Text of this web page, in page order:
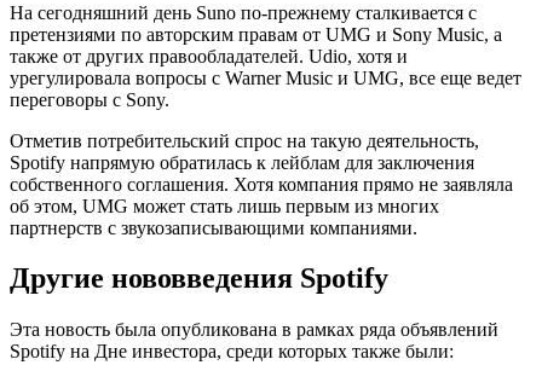
На сегодняшний день Suno по-прежнему сталкивается с
претензиями по авторским правам от UMG и Sony Music, а
также от других правообладателей. Udio, хотя и
урегулировала вопросы с Warner Music и UMG, все еще ведет
переговоры с Sony.
Отметив потребительский спрос на такую деятельность,
Spotify напрямую обратилась к лейблам для заключения
собственного соглашения. Хотя компания прямо не заявляла
об этом, UMG может стать лишь первым из многих
партнерств с звукозаписывающими компаниями.
Другие нововведения Spotify
Эта новость была опубликована в рамках ряда объявлений
Spotify на Дне инвестора, среди которых также были: